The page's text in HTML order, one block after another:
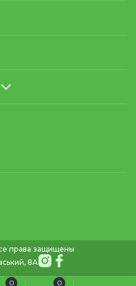
права защищены
8А
0 0